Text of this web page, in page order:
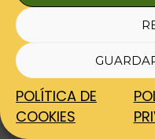
POLÍTICA DE
COOKIES
¿Por
Porque no es un
No vienes a ver cosas.